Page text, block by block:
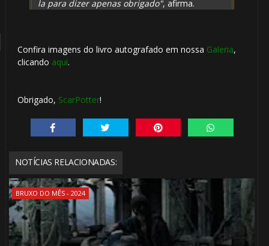
la para dizer apenas obrigado", afirma.
Confira imagens do livro autografado em nossa Galeria,
clicando aqui.
Obrigado, ScarPotter!
NOTÍCIAS RELACIONADAS:
BRUXO DO MÊS - 2024
🎂
🎂
🎈
1️⃣ 8️⃣